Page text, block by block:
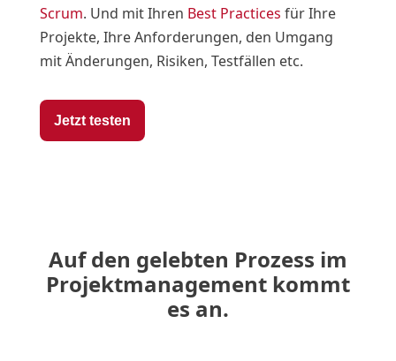
Scrum. Und mit Ihren Best Practices für Ihre
Projekte, Ihre Anforderungen, den Umgang
mit Änderungen, Risiken, Testfällen etc.
Jetzt testen
Auf den gelebten Prozess im
Projektmanagement kommt
es an.